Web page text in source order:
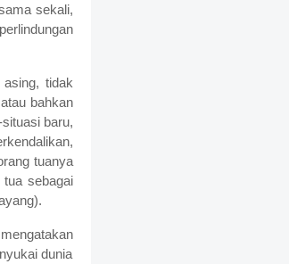
sekali,
tidak
bahkan
baru,
tuanya
sebagai
dunia